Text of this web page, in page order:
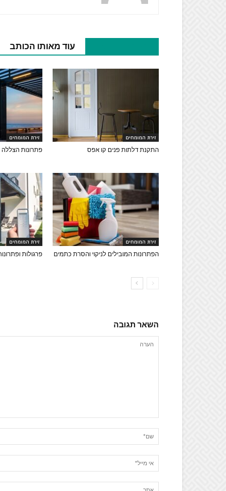
עוד מאותו הכותב
זירת המומחים
התקנת דלתות פנים קו אפס
זירת המומחים
פתרונות
זירת המומחים
הפתרונות המובילים לניקוי והסרת כתמים
זירת המומחים
פרגולות
השאר תגובה